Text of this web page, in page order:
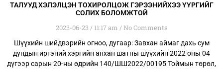
ТАЛУУД ХЭЛЭЛЦЭН ТОХИРОЛЦОЖ ГЭРЭЭНИЙХЭЭ ҮҮРГИЙГ
СОЛИХ БОЛОМЖТОЙ
2023-06-23 11:17 am No Comments
Шүүхийн шийдвэрийн огноо, дугаар: Завхан аймаг дахь сум
дундын иргэний хэргийн анхан шатны шүүхийн 2022 оны 04
дүгээр сарын 20-ны өдрийн 140/ШШ2022/00195 Тоймын төрөл,